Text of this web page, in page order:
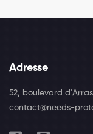
Adresse
52, boulevard
contact@needs-